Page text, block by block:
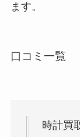
ます。
口コミ一覧
時計買